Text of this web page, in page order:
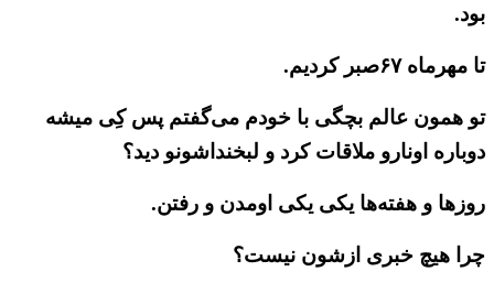
بود.
تا مهرماه ۶۷صبر کردیم.
تو همون عالم بچگی با خودم می‌گفتم پس کِی میشه
دوباره اونارو ملاقات کرد و لبخنداشونو دید؟
روزها و هفته‌ها یکی یکی اومدن و رفتن.
چرا هیچ خبری ازشون نیست؟